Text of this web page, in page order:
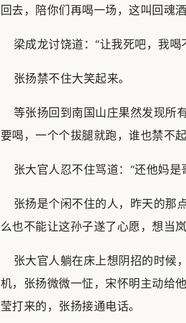
回去，陪你们再喝一场，这叫回魂
梁成龙讨饶道：“让我死吧，我喝
张扬禁不住大笑起来。
等张扬回到南国山庄果然发现所
要喝，一个个拔腿就跑，谁也禁不起
张大官人忍不住骂道：“还他妈是
张扬是个闲不住的人，昨天的那
么也不能让这孙子遂了心愿，想当
张大官人躺在床上想阴招的时候
机，张扬微微一怔，宋怀明主动给
莹打来的，张扬接通电话。